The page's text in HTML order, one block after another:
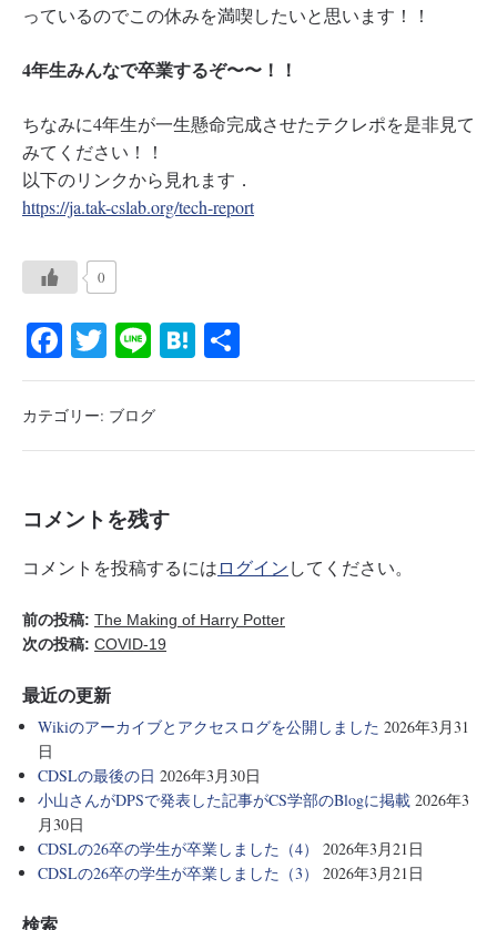
っているのでこの休みを満喫したいと思います！！
4年生みんなで卒業するぞ〜〜！！
ちなみに4年生が一生懸命完成させたテクレポを是非見て
みてください！！
以下のリンクから見れます．
https://ja.tak-cslab.org/tech-report
0
Fa
ce
bo
ok
T
wi
tte
r
Li
ne
H
at
a
有
カテゴリー: ブログ
コメントを残す
コメントを投稿するにはログインしてください。
前の投稿: The Making of Harry Potter
次の投稿: COVID‑19
最近の更新
Wikiのアーカイブとアクセスログを公開しました 2026年3月31
日
CDSLの最後の日 2026年3月30日
小山さんがDPSで発表した記事がCS学部のBlogに掲載 2026年3
月30日
CDSLの26卒の学生が卒業しました（4）
2026年3月21日
CDSLの26卒の学生が卒業しました（3）
2026年3月21日
検索